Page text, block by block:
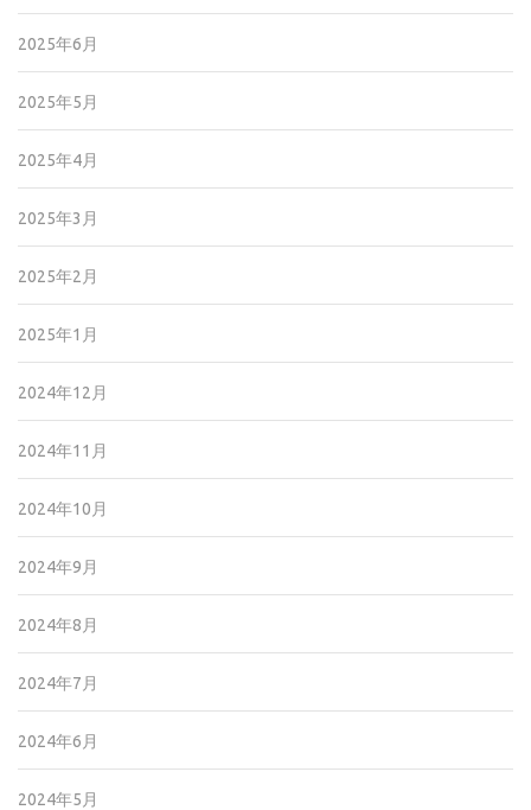
2025年6月
2025年5月
2025年4月
2025年3月
2025年2月
2025年1月
2024年12月
2024年11月
2024年10月
2024年9月
2024年8月
2024年7月
2024年6月
2024年5月